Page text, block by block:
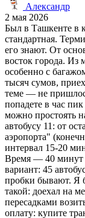
Александр
2 мая 2026
Был в Ташкенте в
стандартная.
его знают. От
восток города. Из
особенно с
тысяч сумов,
теме — не
попадете в час
можно простоять
автобусу 11: от
аэропорта"
интервал 15-20
Время — 40 минут
вариант: 45
пробки бывают. Я
такой: доехал на
пересадками
оплату: купите